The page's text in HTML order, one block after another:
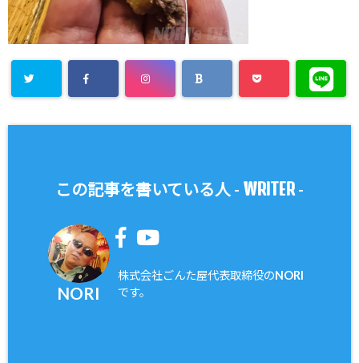
この記事を書いている人 - WRITER-
NORI
株式会社ごんた屋代表取締役のNORI
です。